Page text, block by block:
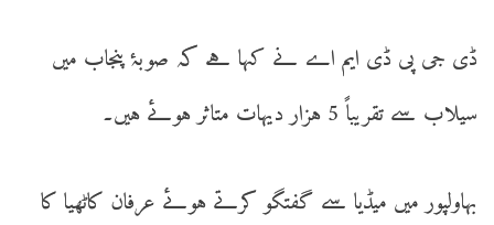
ڈی جی پی ڈی ایم اے نے کہا ہے کہ صوبۂ پنجاب میں
سیلاب سے تقریباً 5 ہزار دیہات متاثر ہوئے ہیں۔
بہاولپور میں میڈیا سے گفتگو کرتے ہوئے عرفان کاٹھیا کا